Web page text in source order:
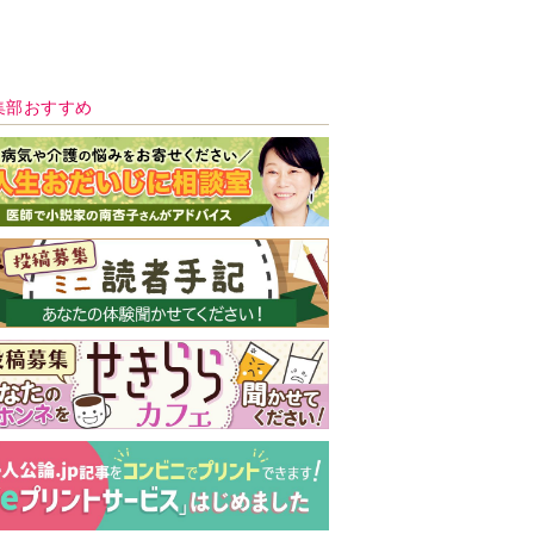
号 好評発売中！
実家の処分から終
の棲家までどうす
る？60代からの家
モンダイ
最新号